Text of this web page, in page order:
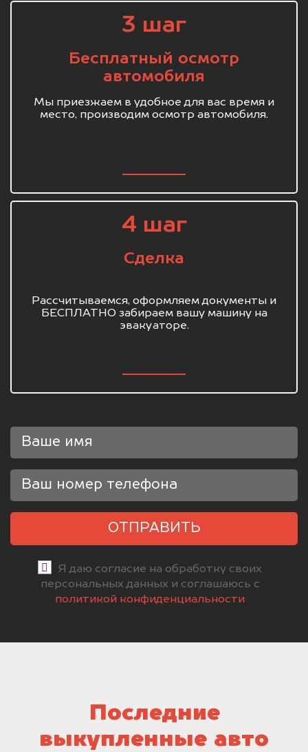
3 шаг
Бесплатный осмотр
автомобиля
Мы приезжаем в удобное для вас время и
место, производим осмотр автомобиля.
4 шаг
Сделка
Рассчитываемся, оформляем документы и
БЕСПЛАТНО забираем вашу машину на
эвакуаторе.
ОТПРАВИТЬ
Я даю согласие на обработку своих
персональных данных и соглашаюсь с
политикой конфиденциальности
Последние
выкупленные авто